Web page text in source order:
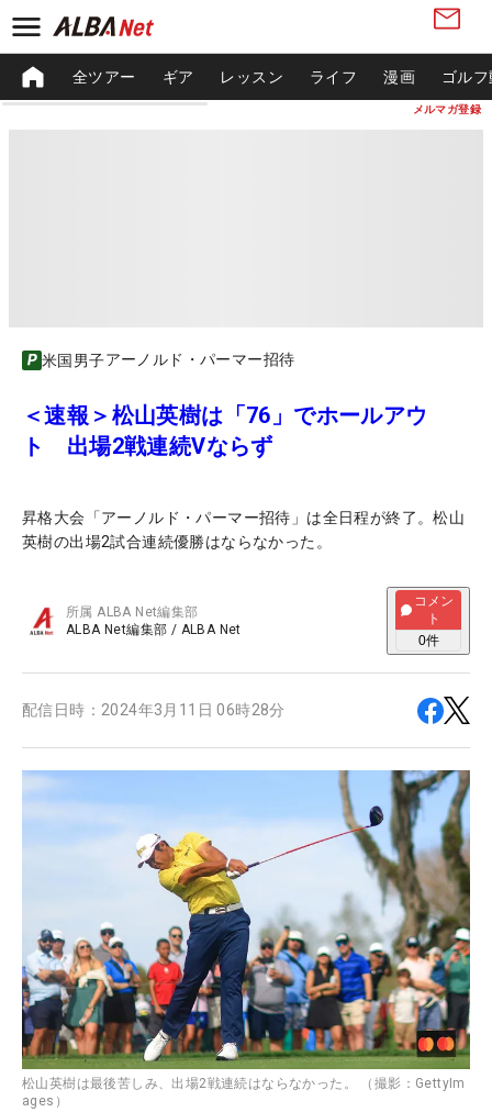
メルマガ登録
全ツアー ギア レッスン ライフ 漫画 ゴル
米国男子アーノルド・パーマー招待
＜速報＞松山英樹は「76」でホールアウ
ト 出場2戦連続Vならず
昇格大会「アーノルド・パーマー招待」は全日程が終了。松山
英樹の出場2試合連続優勝はならなかった。
所属ALBA Net編集部
ALBA Net編集部 / ALBA Net
コメン
ト
0件
配信日時： 2024年3月11日 06時28分
松山英樹は最後苦しみ、出場2戦連続はならなかった。 （撮影：GettyIm
ages）